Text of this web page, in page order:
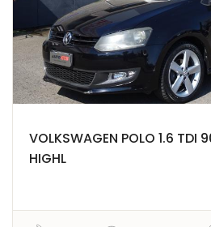
VOLKSWAGEN POLO 1.6 TDI
HIGHL